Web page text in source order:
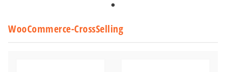
WooCommerce-CrossSelling